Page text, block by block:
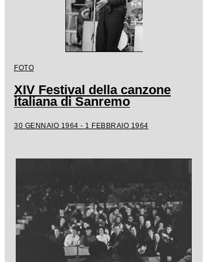
FOTO
XIV Festival della canzone
italiana di Sanremo
30 GENNAIO 1964 - 1 FEBBRAIO 1964